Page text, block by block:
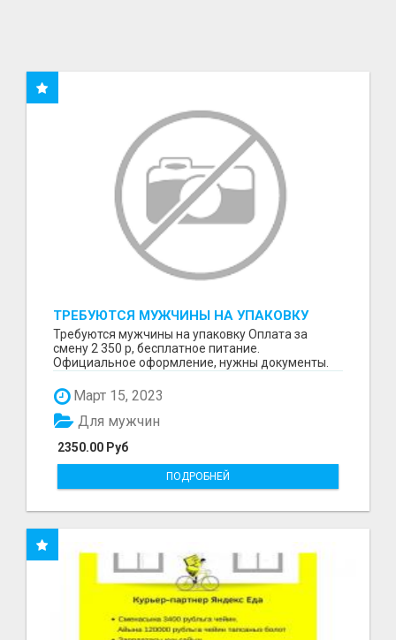
ТРЕБУЮТСЯ МУЖЧИНЫ НА УПАКОВКУ
Требуются мужчины на упаковку Оплата за
смену 2 350 р, бесплатное питание.
Официальное оформление, нужны документы.
Март 15, 2023
2350.00 Руб
Для мужчин
ПОДРОБНЕЙ